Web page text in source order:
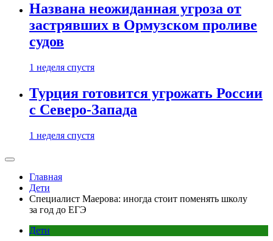
Названа неожиданная угроза от
застрявших в Ормузском проливе
судов
1 неделя спустя
Турция готовится угрожать России
с Северо-Запада
1 неделя спустя
Главная
Дети
Специалист Маерова: иногда стоит поменять школу
за год до ЕГЭ
Дети